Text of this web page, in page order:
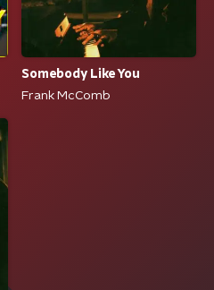
Somebody Like You
Frank McComb